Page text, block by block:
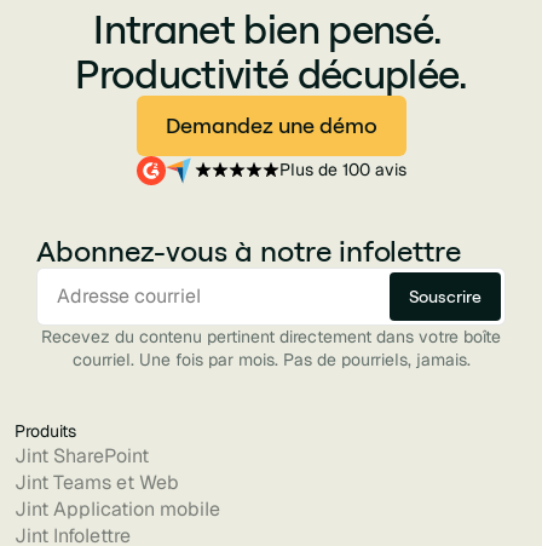
Intranet bien pensé.
Productivité décuplée.
Demandez une démo
Plus de 100 avis
Abonnez-vous à notre infolettre
Recevez du contenu pertinent directement dans votre boîte
courriel. Une fois par mois. Pas de pourriels, jamais.
Produits
Jint SharePoint
Jint Teams et Web
Jint Application mobile
Jint Infolettre